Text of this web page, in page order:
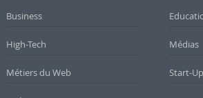
Business
High-Tech Médias
Métiers du Web Start-Up